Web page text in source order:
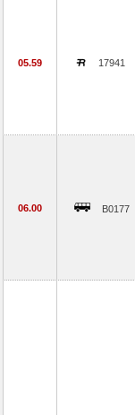
05.59 17941
06.00 B0177